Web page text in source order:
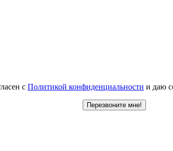
с Политикой конфиденциальности и даю